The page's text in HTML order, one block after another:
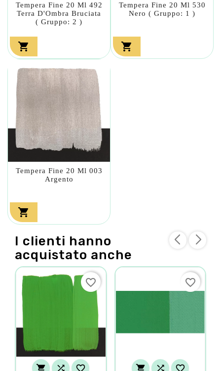
Tempera Fine 20 Ml 492
Terra D'Ombra Bruciata
( Gruppo: 2 )

Tempera Fine 20 Ml 530
Nero ( Gruppo: 1 )

Tempera Fine 20 Ml 003
Argento

I clienti hanno
acquistato anche
  
favorite_border
  
favorite_border